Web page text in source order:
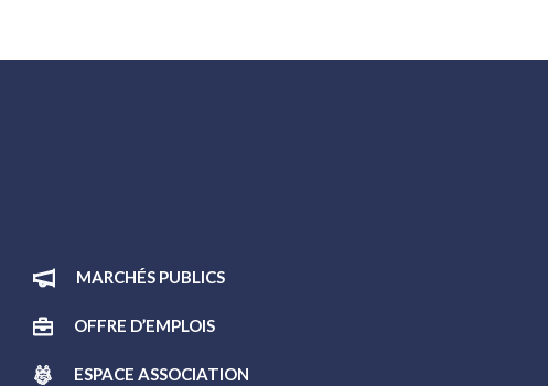
MARCHÉS PUBLICS
OFFRE D’EMPLOIS
ESPACE ASSOCIATION